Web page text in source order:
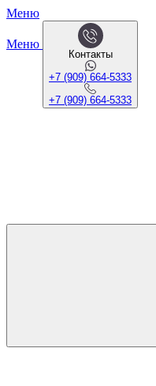
Меню
Меню
Контакты
+7 (909) 664-5333
+7 (909) 664-5333